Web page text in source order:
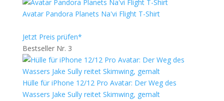
Avatar Pandora Planets Na'vi Flight T-Shirt
Jetzt Preis prüfen*
Bestseller Nr. 3
Hülle für iPhone 12/12 Pro Avatar: Der Weg des
Wassers Jake Sully reitet Skimwing, gemalt